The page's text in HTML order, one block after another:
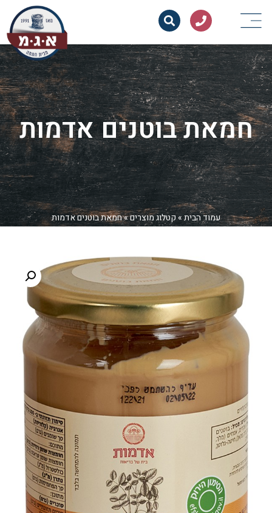
חמאת בוטנים אדמות
עמוד הבית»קטלוג מוצרים»חמאת בוטנים אדמות